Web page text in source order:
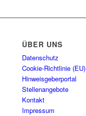
ÜBER UNS
Datenschutz
Cookie-Richtlinie (EU)
Hinweisgeberportal
Stellenangebote
Kontakt
Impressum